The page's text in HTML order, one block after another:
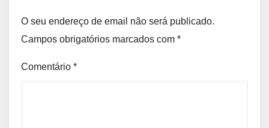
O seu endereço de email não será publicado.
Campos obrigatórios marcados com *
Comentário *